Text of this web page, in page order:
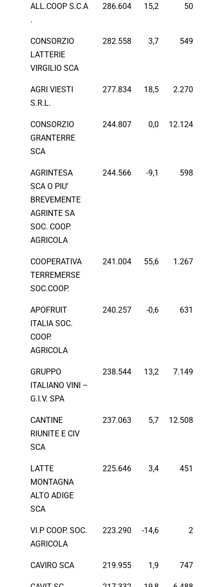
ALL.COOP S.C.A
.
286.604 15,2 50
CONSORZIO
LATTERIE
VIRGILIO SCA
282.558 3,7 549
AGRI VIESTI
S.R.L.
277.834 18,5 2.270
CONSORZIO
GRANTERRE
SCA
244.807 0,0 12.124
AGRINTESA
SCA O PIU’
BREVEMENTE
AGRINTE SA
SOC. COOP.
AGRICOLA
244.566 -9,1 598
COOPERATIVA
TERREMERSE
SOC.COOP.
241.004 55,6 1.267
APOFRUIT
ITALIA SOC.
COOP.
AGRICOLA
240.257 -0,6 631
GRUPPO
ITALIANO VINI –
G.I.V. SPA
238.544 13,2 7.149
CANTINE
RIUNITE E CIV
SCA
237.063 5,7 12.508
LATTE
MONTAGNA
ALTO ADIGE
SCA
225.646 3,4 451
VI.P COOP. SOC.
AGRICOLA
223.290 -14,6 2
CAVIRO SCA 219.955 1,9 747